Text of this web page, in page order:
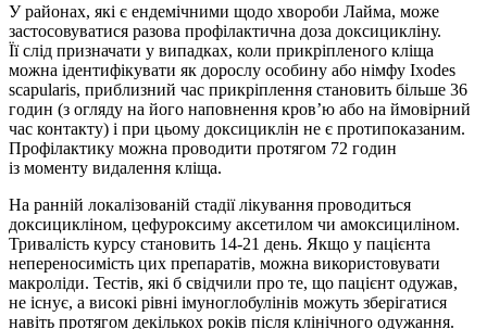
У районах, які є ендемічними щодо хвороби Лайма, може
застосовуватися разова профілактична доза доксицикліну.
Її слід призначати у випадках, коли прикріпленого кліща
можна ідентифікувати як дорослу особину або німфу Ixodes
scapularis, приблизний час прикріплення становить більше 36
годин (з огляду на його наповнення кров’ю або на ймовірний
час контакту) і при цьому доксициклін не є протипоказаним.
Профілактику можна проводити протягом 72 годин
із моменту видалення кліща.
На ранній локалізованій стадії лікування проводиться
доксицикліном, цефуроксиму аксетилом чи амокси­циліном.
Тривалість курсу становить ­14-21 день. Якщо у пацієнта
непереносимість цих препаратів, можна використовувати
макроліди. Тестів, які б свідчили про те, що пацієнт одужав,
не існує, а високі рівні імуноглобулінів можуть зберігатися
навіть протягом декількох років після клінічного одужання.